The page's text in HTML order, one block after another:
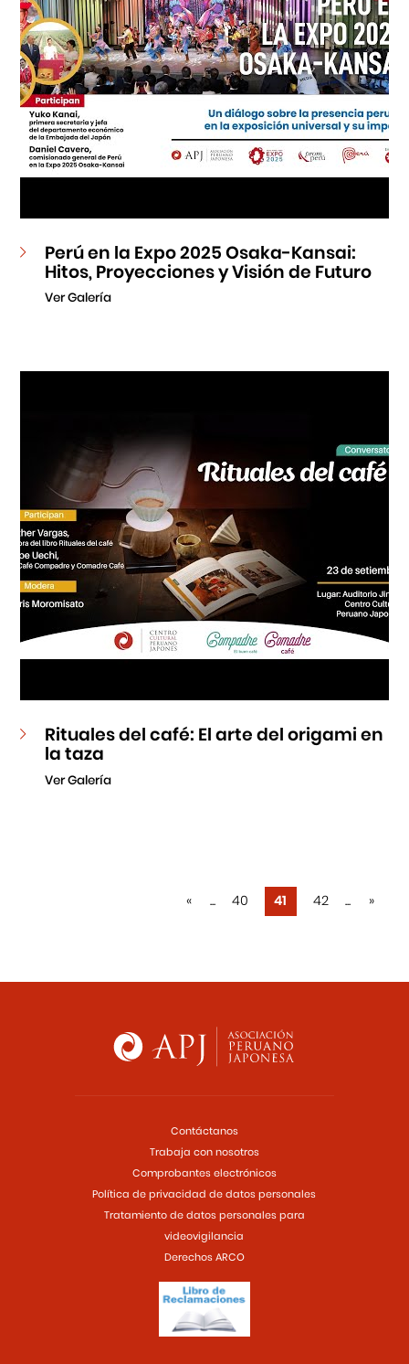
Perú en la Expo 2025 Osaka-Kansai:
Hitos, Proyecciones y Visión de Futuro
Ver Galería
Rituales del café: El arte del origami en
la taza
Ver Galería
« ... 40 41 42 ... »
Contáctanos
Trabaja con nosotros
Comprobantes electrónicos
Política de privacidad de datos personales
Tratamiento de datos personales para
videovigilancia
Derechos ARCO